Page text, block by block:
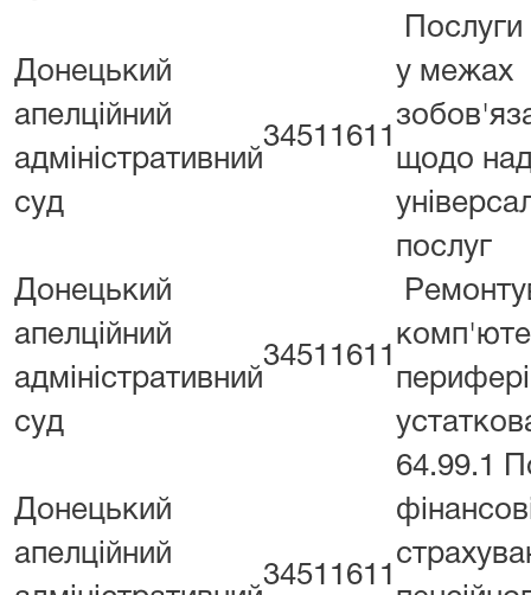
Донецький
апелційний
адміністративний
суд
34511611
у межах
щодо
послуг
Донецький
апелційний
адміністративний
суд
34511611
Донецький
апелційний
34511611
64.99.1